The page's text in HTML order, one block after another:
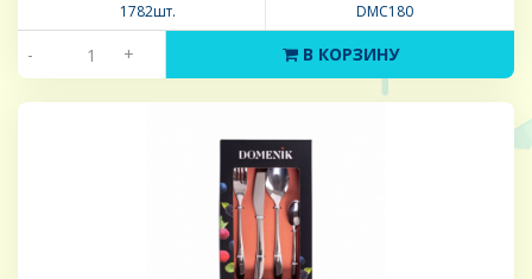
1782шт. DMC180
- + В КОРЗИНУ